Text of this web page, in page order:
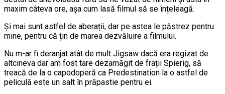
maxim câteva ore, așa cum lasă filmul să se înțeleagă.
Și mai sunt astfel de aberații, dar pe astea le păstrez pentru
mine, pentru că țin de marea dezvăluire a filmului.
Nu m-ar fi deranjat atât de mult Jigsaw dacă era regizat de
altcineva dar am fost tare dezamăgit de frații Spierig, să
treacă de la o capodoperă ca Predestination la o astfel de
peliculă este un salt în prăpastie pentru ei.